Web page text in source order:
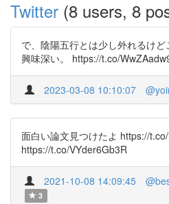
Twitter (8 users, 8
で、陰陽五行とは少し外れるけど
興味深い。 https://t.co/
2023-03-08 10:10:07
面白い論文見つけたよ https://
https://t.co/VYder6Gb3R
2021-10-08 14:09:45
3